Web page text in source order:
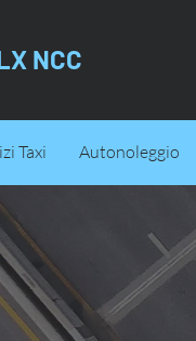
NCC
Taxi Autonoleggio